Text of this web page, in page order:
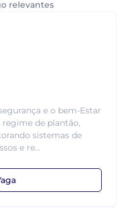
relevantes
e o bem-Estar
de plantão,
sistemas de
e re...